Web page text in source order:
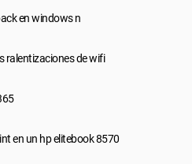
en windows n
ralentizaciones de wifi
en un hp elitebook 8570